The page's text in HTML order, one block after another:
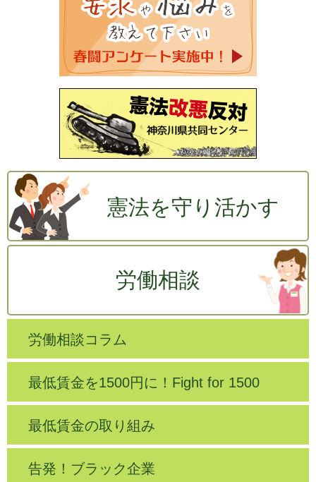
憲法を守り活かす
労働相談
労働相談コラム
最低賃金を1500円に！Fight for 1500
最低賃金の取り組み
告発！ブラック企業